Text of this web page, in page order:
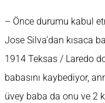
– Önce durumu kabul
Jose Silva’dan kısaca
1914 Teksas / Laredo
babasını kaybediyor,
üvey baba da onu ve 2